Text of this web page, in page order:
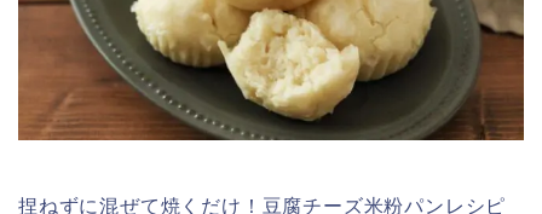
捏ねずに混ぜて焼くだけ！豆腐チーズ米粉パンレシピ